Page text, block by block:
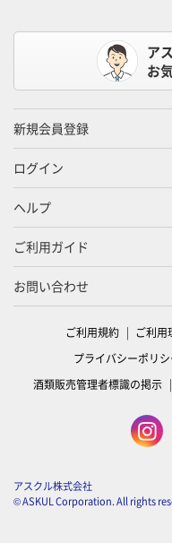
ア
お
新規会員登録
ログイン
ヘルプ
ご利用ガイド
お問い合わせ
ご利用規約 ご利用
プライバシーポリシ
酒類販売管理者標識の掲示
アスクル株式会社
© ASKUL Corporation. All rights